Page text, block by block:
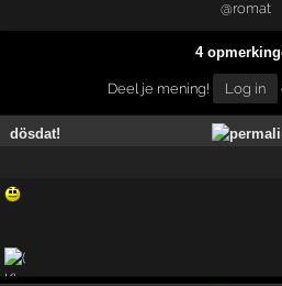
@romat
4
Deel je mening! Log in
dösdat!